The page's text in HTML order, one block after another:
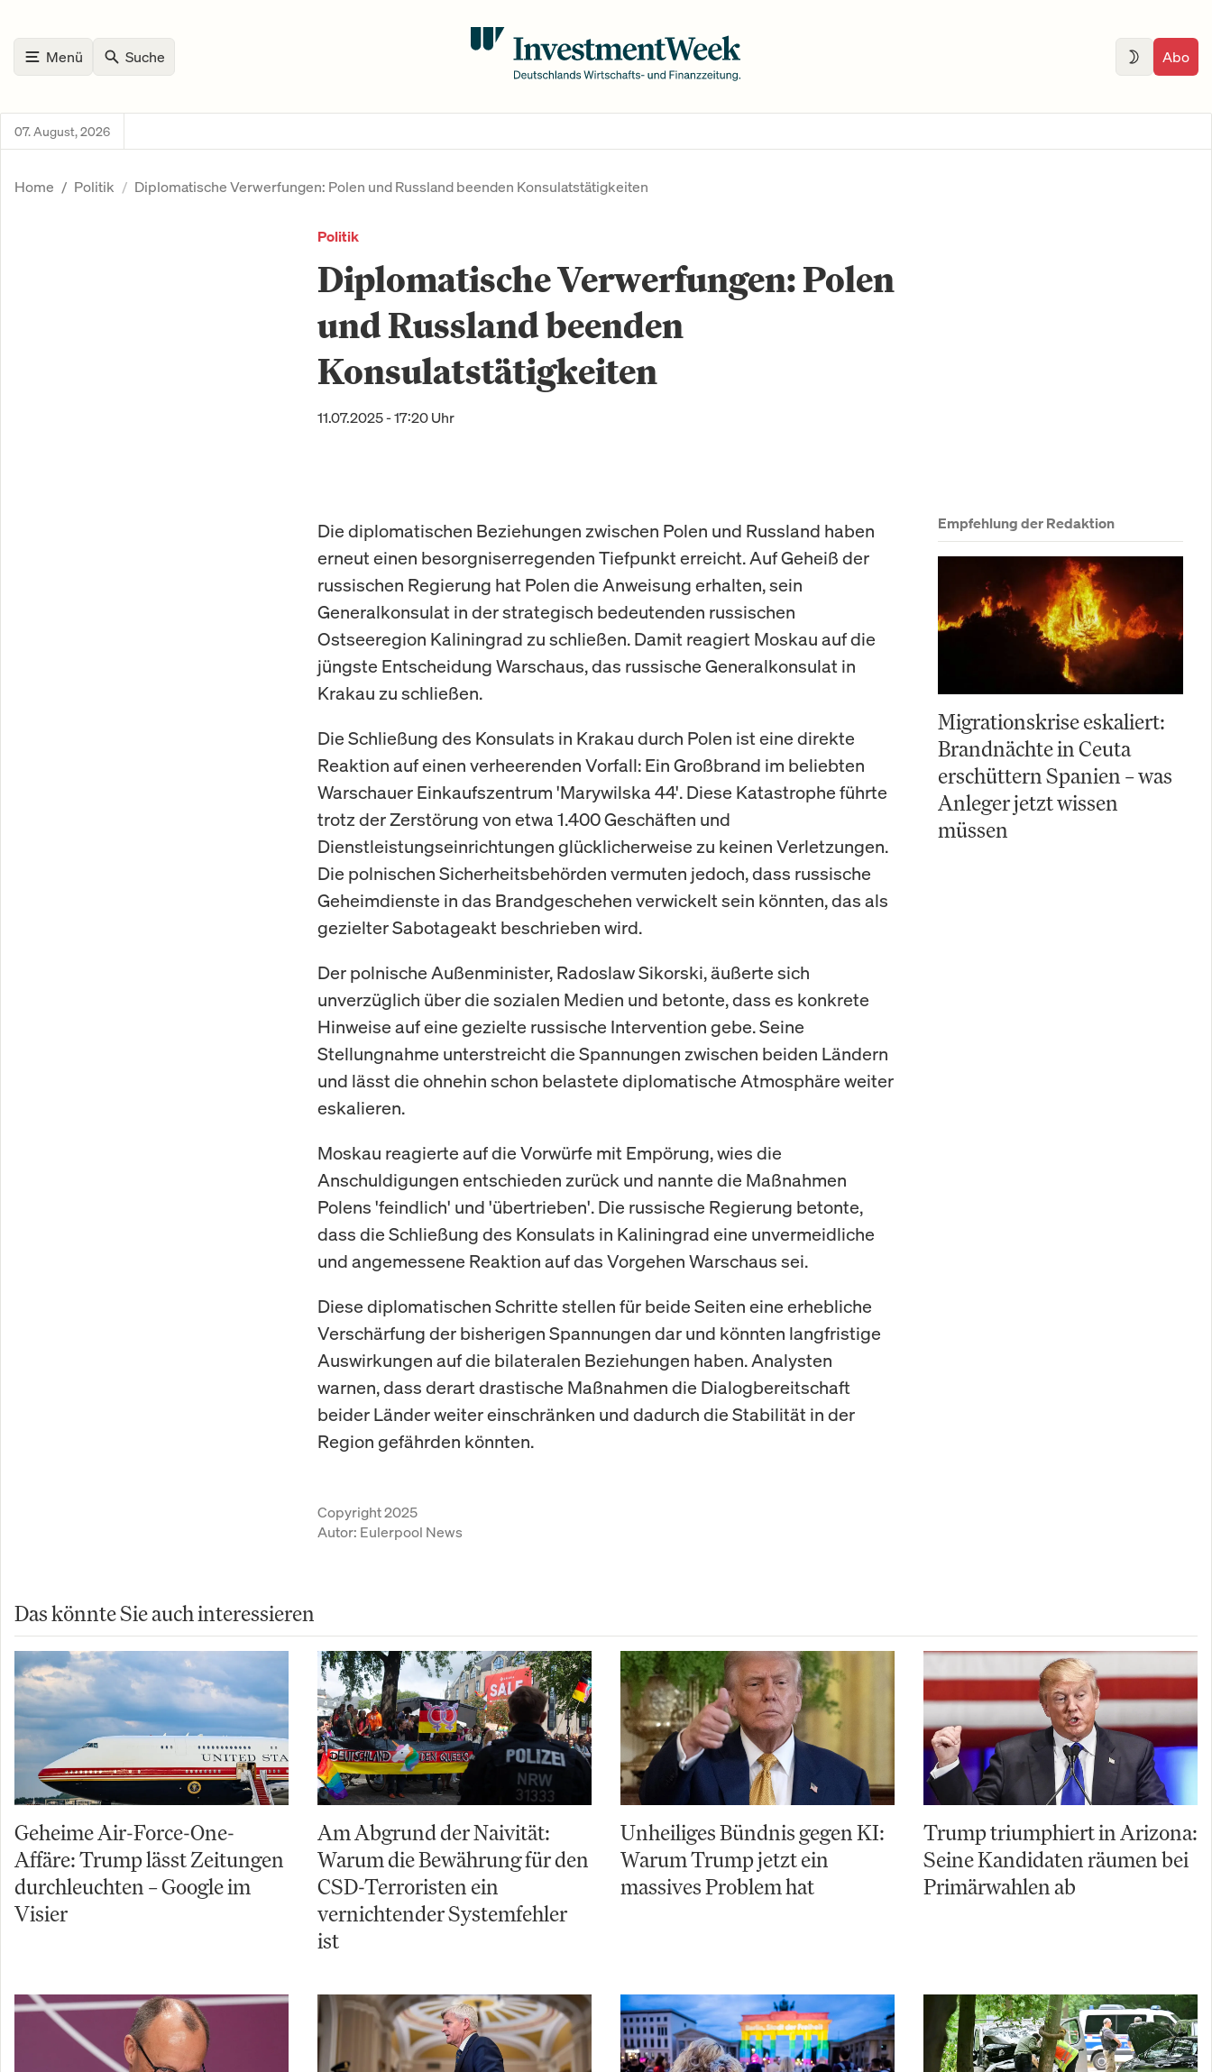
Menü Suche Abo
07. August, 2026
Home Politik Diplomatische Verwerfungen: Polen und Russland beenden Konsulatstätigkeiten
Politik
Diplomatische Verwerfungen: Polen
und Russland beenden
Konsulatstätigkeiten
11.07.2025 - 17:20 Uhr
Die diplomatischen Beziehungen zwischen Polen und Russland haben
erneut einen besorgniserregenden Tiefpunkt erreicht. Auf Geheiß der
russischen Regierung hat Polen die Anweisung erhalten, sein
Generalkonsulat in der strategisch bedeutenden russischen
Ostseeregion Kaliningrad zu schließen. Damit reagiert Moskau auf die
jüngste Entscheidung Warschaus, das russische Generalkonsulat in
Krakau zu schließen.
Die Schließung des Konsulats in Krakau durch Polen ist eine direkte
Reaktion auf einen verheerenden Vorfall: Ein Großbrand im beliebten
Warschauer Einkaufszentrum 'Marywilska 44'. Diese Katastrophe führte
trotz der Zerstörung von etwa 1.400 Geschäften und
Dienstleistungseinrichtungen glücklicherweise zu keinen Verletzungen.
Die polnischen Sicherheitsbehörden vermuten jedoch, dass russische
Geheimdienste in das Brandgeschehen verwickelt sein könnten, das als
gezielter Sabotageakt beschrieben wird.
Der polnische Außenminister, Radoslaw Sikorski, äußerte sich
unverzüglich über die sozialen Medien und betonte, dass es konkrete
Hinweise auf eine gezielte russische Intervention gebe. Seine
Stellungnahme unterstreicht die Spannungen zwischen beiden Ländern
und lässt die ohnehin schon belastete diplomatische Atmosphäre weiter
eskalieren.
Moskau reagierte auf die Vorwürfe mit Empörung, wies die
Anschuldigungen entschieden zurück und nannte die Maßnahmen
Polens 'feindlich' und 'übertrieben'. Die russische Regierung betonte,
dass die Schließung des Konsulats in Kaliningrad eine unvermeidliche
und angemessene Reaktion auf das Vorgehen Warschaus sei.
Diese diplomatischen Schritte stellen für beide Seiten eine erhebliche
Verschärfung der bisherigen Spannungen dar und könnten langfristige
Auswirkungen auf die bilateralen Beziehungen haben. Analysten
warnen, dass derart drastische Maßnahmen die Dialogbereitschaft
beider Länder weiter einschränken und dadurch die Stabilität in der
Region gefährden könnten.
Copyright 2025
Autor: Eulerpool News
Empfehlung der Redaktion
Migrationskrise eskaliert:
Brandnächte in Ceuta
erschüttern Spanien – was
Anleger jetzt wissen
müssen
Das könnte Sie auch interessieren
Geheime Air-Force-One-
Affäre: Trump lässt Zeitungen
durchleuchten – Google im
Visier
Am Abgrund der Naivität:
Warum die Bewährung für den
CSD-Terroristen ein
vernichtender Systemfehler
ist
Unheiliges Bündnis gegen KI:
Warum Trump jetzt ein
massives Problem hat
Trump triumphiert in Arizona:
Seine Kandidaten räumen bei
Primärwahlen ab